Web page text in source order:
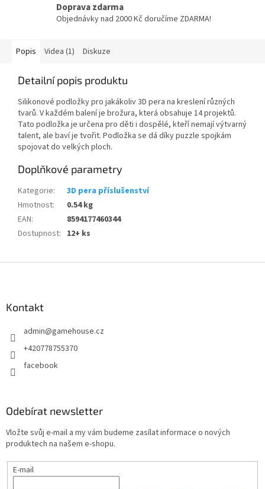
Doprava zdarma
Objednávky nad 2000 Kč doručíme ZDARMA!
Popis Videa (1) Diskuze
Detailní popis produktu
Silikonové podložky pro jakákoliv 3D pera na kreslení různých
tvarů. V každém balení je brožura, která obsahuje 14 projektů.
Tato podložka je určena pro děti i dospělé, kteří nemají výtvarný
talent, ale baví je tvořit. Podložka se dá díky puzzle spojkám
spojovat do velkých ploch.
Doplňkové parametry
Kategorie:
3D pera příslušenství
Hmotnost:
0.54 kg
EAN:
8594177460344
Dostupnost: 12+ ks
Kontakt
admin@gamehouse.cz
+420778755370
facebook
Odebírat newsletter
Vložte svůj e-mail a my vám budeme zasílat informace o nových
produktech na našem e-shopu.
E-mail